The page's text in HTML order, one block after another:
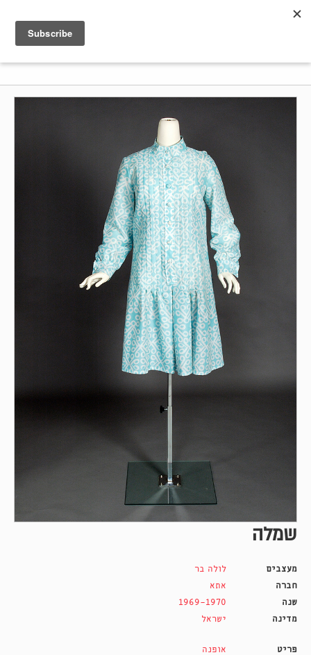
שמלה
מעצבים
לולה בר
חברה
אתא
שנה
1969-1970
מדינה
ישראל
פריט
אופנה